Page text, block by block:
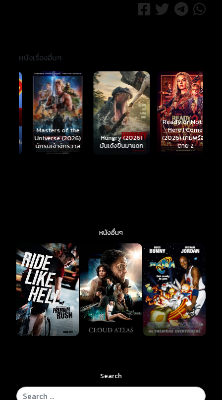
หนังเรื่องอื่นๆ
Masters of the
Universe (2026)
นักรบเจ้าจักรวาล
Hungry (2026)
มันเด้งขึ้นมาแดก
Ready or Not 2:
Here I Come
(2026) เกมพร้อม
ตาย 2
หนังอื่นๆ
Search